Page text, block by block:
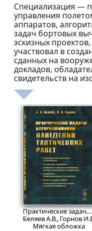
Специализация —
управления
аппаратов,
задач бортовых
эскизных
участвовал в
сданных на
докладов,
свидетельств на
1279 ₽
Практические задачи алгоритмизации наведения тактических ракет
Беляев А.В., Горнов
Мягкая обложка